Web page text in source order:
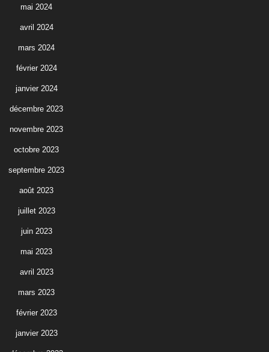
mai 2024
avril 2024
mars 2024
février 2024
janvier 2024
décembre 2023
novembre 2023
octobre 2023
septembre 2023
août 2023
juillet 2023
juin 2023
mai 2023
avril 2023
mars 2023
février 2023
janvier 2023